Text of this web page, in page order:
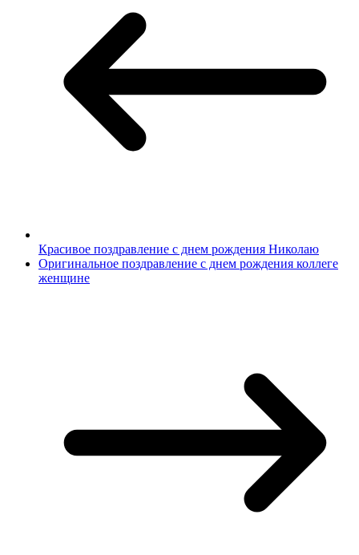
Красивое поздравление с днем рождения Николаю
Оригинальное поздравление с днем рождения коллеге
женщине